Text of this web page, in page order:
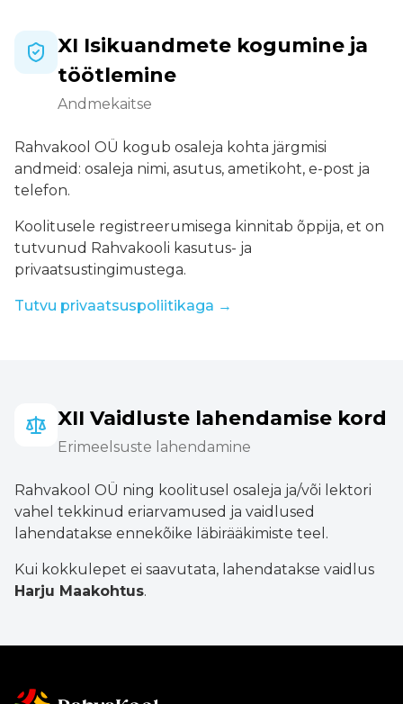
XI Isikuandmete kogumine ja
töötlemine
Andmekaitse
Rahvakool OÜ kogub osaleja kohta järgmisi
andmeid: osaleja nimi, asutus, ametikoht, e-post ja
telefon.
Koolitusele registreerumisega kinnitab õppija, et on
tutvunud Rahvakooli kasutus- ja
privaatsustingimustega.
Tutvu privaatsuspoliitikaga →
XII Vaidluste lahendamise kord
Erimeelsuste lahendamine
Rahvakool OÜ ning koolitusel osaleja ja/või lektori
vahel tekkinud eriarvamused ja vaidlused
lahendatakse ennekõike läbirääkimiste teel.
Kui kokkulepet ei saavutata, lahendatakse vaidlus
Harju Maakohtus.